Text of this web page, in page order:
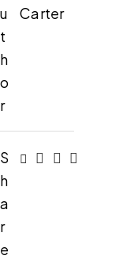
u
t
h
o
r
Carter
S
h
a
r
e